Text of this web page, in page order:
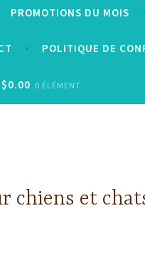
PROMOTIONS DU MOIS
POLITIQUE DE
$0.00 0 ÉLÉMENT
chiens et